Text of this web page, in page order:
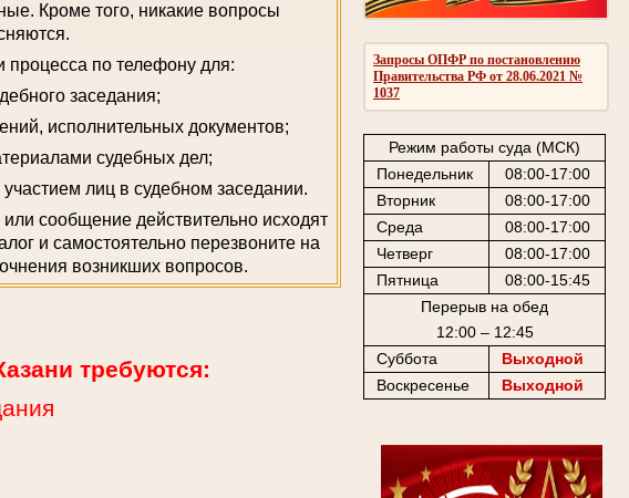
Запросы ОПФР по постановлению
Правительства РФ от 28.06.2021 №
1037
Режим работы суда (МСК)
Понедельник
08:00-17:00
Вторник
08:00-17:00
Среда
08:00-17:00
Четверг
08:00-17:00
Пятница
08:00-15:45
Перерыв на обед
12:00 – 12:45
Суббота
Выходной
Воскресенье
Выходной
Кроме того, никакие вопросы
процесса по телефону для:
заседания;
исполнительных документов;
судебных дел;
лиц в судебном заседании.
сообщение действительно исходят
и самостоятельно перезвоните на
возникших вопросов.
требуются: